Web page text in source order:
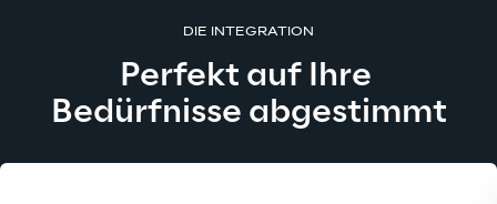
DIE INTEGRATION
Perfekt auf Ihre
Bedürfnisse abgestimmt